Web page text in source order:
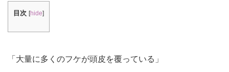
目次 [hide]
「大量に多くのフケが頭皮を覆っている」